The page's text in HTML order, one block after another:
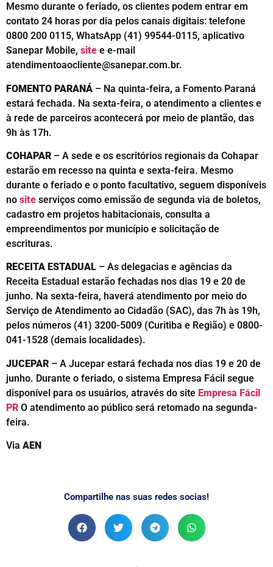
Mesmo durante o feriado, os clientes podem entrar em
contato 24 horas por dia pelos canais digitais: telefone
0800 200 0115, WhatsApp (41) 99544-0115, aplicativo
Sanepar Mobile, site e e-mail
atendimentoaocliente@sanepar.com.br.
FOMENTO PARANÁ – Na quinta-feira, a Fomento Paraná
estará fechada. Na sexta-feira, o atendimento a clientes e
à rede de parceiros acontecerá por meio de plantão, das
9h às 17h.
COHAPAR – A sede e os escritórios regionais da Cohapar
estarão em recesso na quinta e sexta-feira. Mesmo
durante o feriado e o ponto facultativo, seguem disponíveis
no site serviços como emissão de segunda via de boletos,
cadastro em projetos habitacionais, consulta a
empreendimentos por município e solicitação de
escrituras.
RECEITA ESTADUAL – As delegacias e agências da
Receita Estadual estarão fechadas nos dias 19 e 20 de
junho. Na sexta-feira, haverá atendimento por meio do
Serviço de Atendimento ao Cidadão (SAC), das 7h às 19h,
pelos números (41) 3200-5009 (Curitiba e Região) e 0800-
041-1528 (demais localidades).
JUCEPAR – A Jucepar estará fechada nos dias 19 e 20 de
junho. Durante o feriado, o sistema Empresa Fácil segue
disponível para os usuários, através do site Empresa Fácil
PR O atendimento ao público será retomado na segunda-
feira.
Via AEN
Compartilhe nas suas redes socias!